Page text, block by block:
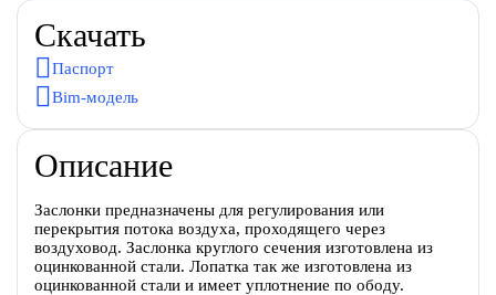
Скачать
Паспорт
Bim-модель
Описание
Заслонки предназначены для регулирования или
перекрытия потока воздуха, проходящего через
воздуховод. Заслонка круглого сечения изготовлена из
оцинкованной стали. Лопатка так же изготовлена из
оцинкованной стали и имеет уплотнение по ободу.